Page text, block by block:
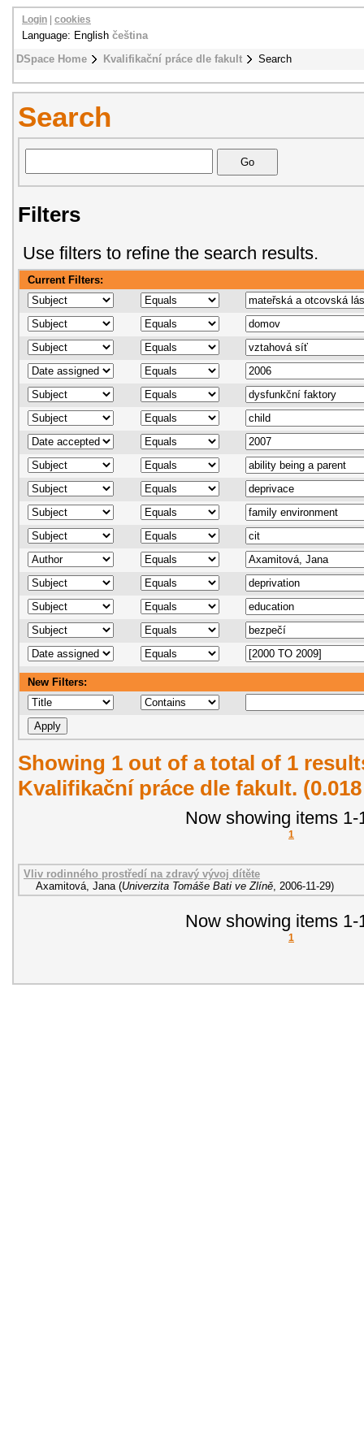
DSpace Home Kvalifikační práce dle fakult Search
Login cookies
Language: English čeština
Search
Filters
Use filters to refine the search results.
Current Filters:
New Filters:
Showing 1 out of a total of 1
Kvalifikační práce dle fakult.
Now showing items 1-
1
Vliv rodinného prostředí na zdravý vývoj dítěte
Axamitová, Jana (Univerzita Tomáše Bati ve Zlíně 2006-11-29)
Now showing items 1-
1